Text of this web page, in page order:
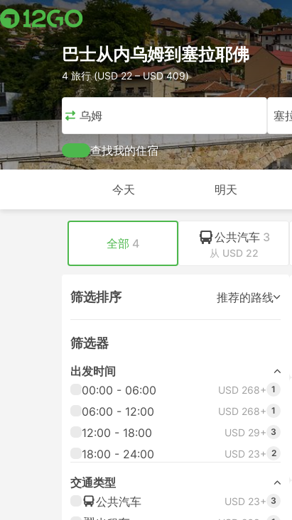
巴士从内乌姆到塞拉耶佛
4 旅行 (USD 22 – USD 409)
内乌姆 塞
查找我的住宿
今天 明天
全部 4 公共汽车 3
从 USD 22
筛选排序 推荐的路线
筛选器
出发时间
00:00 - 06:00
USD 268+ 1
06:00 - 12:00 USD 268+ 1
12:00 - 18:00 USD 29+ 3
18:00 - 24:00 USD 23+ 2
交通类型
公共汽车
USD 23+ 3